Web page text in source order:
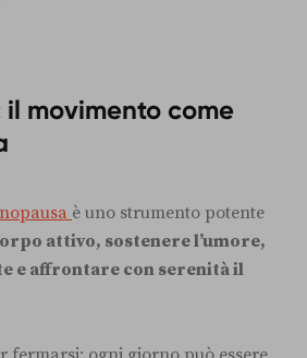
movimento come
è uno strumento potente
attivo, sostenere l’umore,
e affrontare con serenità il